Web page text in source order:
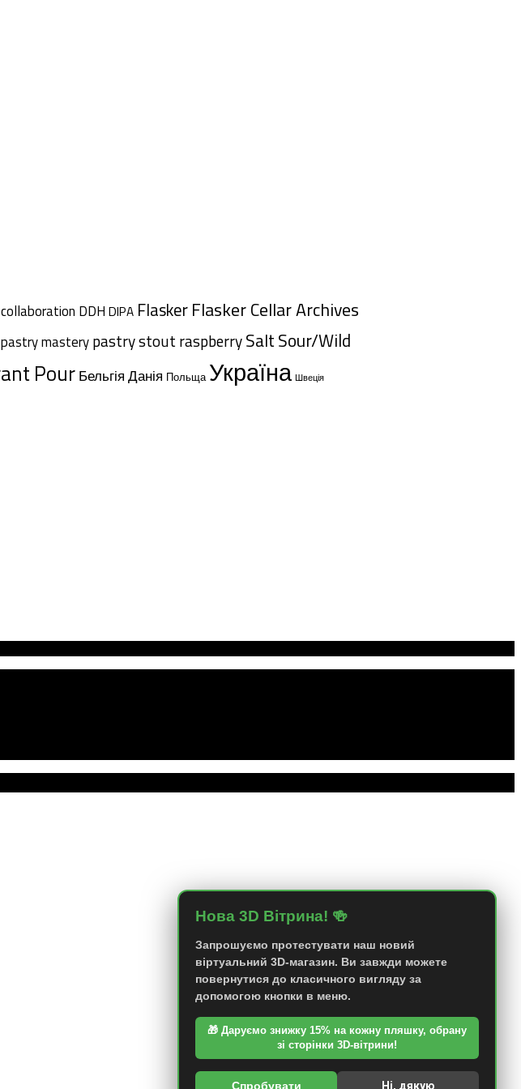
collaboration DDH DIPA FlaskerFlasker Cellar Archives
pastry masterypastry stout raspberrySaltSour/Wild
PourБельгіяДанія Польща Україна Швеція
Нова 3D Вітрина! 🍻
Запрошуємо протестувати наш новий
віртуальний 3D-магазин. Ви завжди можете
повернутися до класичного вигляду за
допомогою кнопки в меню.
🎁 Даруємо знижку 15% на кожну пляшку, обрану
зі сторінки 3D-вітрини!
Спробувати Ні, дякую